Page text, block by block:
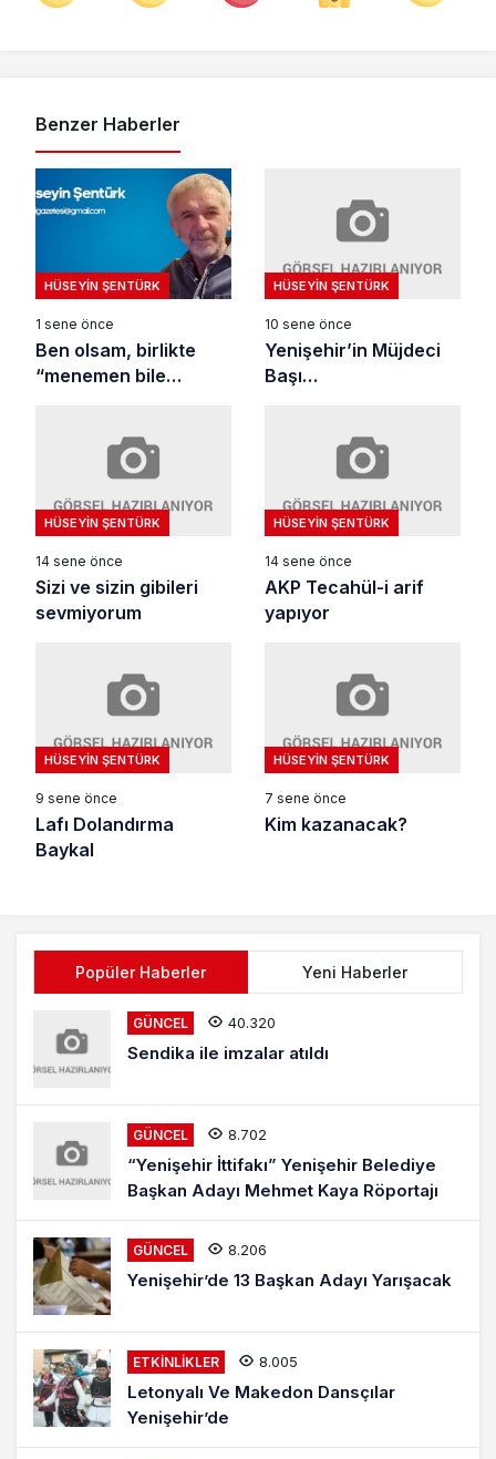
Benzer Haberler
HÜSEYIN ŞENTÜRK
1 sene önce
Ben olsam, birlikte
“menemen bile
HÜSEYIN ŞENTÜRK
10 sene önce
Yenişehir’in Müjdeci
Başı…
HÜSEYIN ŞENTÜRK
14 sene önce
Sizi ve sizin gibileri
sevmiyorum
HÜSEYIN ŞENTÜRK
14 sene önce
AKP Tecahül-i arif
yapıyor
HÜSEYIN ŞENTÜRK
9 sene önce
Lafı Dolandırma
Baykal
HÜSEYIN ŞENTÜRK
7 sene önce
Kim kazanacak?
Popüler Haberler Yeni Haberler
GÜNCEL 40.320
Sendika ile imzalar atıldı
GÜNCEL 8.702
“Yenişehir İttifakı” Yenişehir Belediye
Başkan Adayı Mehmet Kaya Röportajı
GÜNCEL 8.206
Yenişehir’de 13 Başkan Adayı Yarışacak
ETKINLIKLER 8.005
Letonyalı Ve Makedon Dansçılar
Yenişehir’de